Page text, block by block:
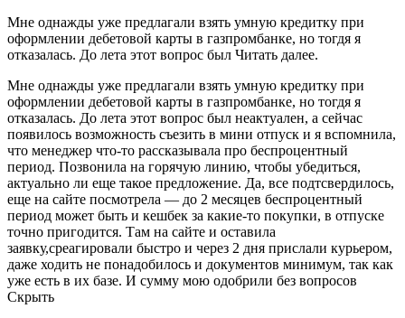
Мне однажды уже предлагали взять умную кредитку при
оформлении дебетовой карты в газпромбанке, но тогдя я
отказалась. До лета этот вопрос был Читать далее.
Мне однажды уже предлагали взять умную кредитку при
оформлении дебетовой карты в газпромбанке, но тогдя я
отказалась. До лета этот вопрос был неактуален, а сейчас
появилось возможность съезить в мини отпуск и я вспомнила,
что менеджер что-то рассказывала про беспроцентный
период. Позвонила на горячую линию, чтобы убедиться,
актуально ли еще такое предложение. Да, все подтсвердилось,
еще на сайте посмотрела — до 2 месяцев беспроцентный
период может быть и кешбек за какие-то покупки, в отпуске
точно пригодится. Там на сайте и оставила
заявку,среагировали быстро и через 2 дня прислали курьером,
даже ходить не понадобилось и документов минимум, так как
уже есть в их базе. И сумму мою одобрили без вопросов
Скрыть